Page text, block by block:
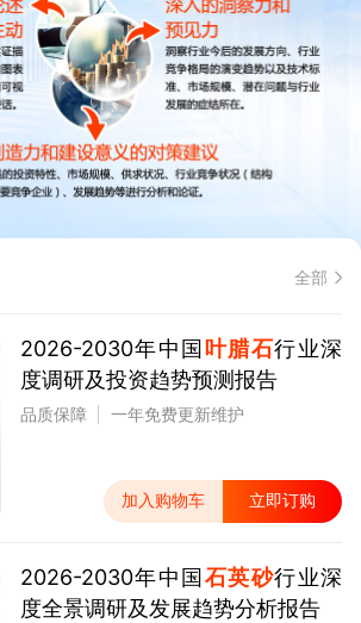
全部
2026-2030年中国 叶腊石行业深
度调研及投资趋势预测报告
品质保障 一年免费更新维护
加入购物车 立即订购
2026-2030年中国石英砂行业深
度全景调研及发展趋势分析报告